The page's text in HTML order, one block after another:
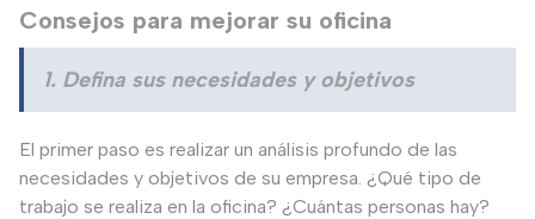
Consejos para mejorar su oficina
1. Defina sus necesidades y objetivos
El primer paso es realizar un análisis profundo de las
necesidades y objetivos de su empresa. ¿Qué tipo de
trabajo se realiza en la oficina? ¿Cuántas personas hay?